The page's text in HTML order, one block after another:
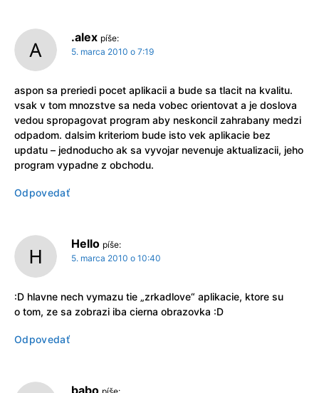
.alex píše:
5. marca 2010 o 7:19
aspon sa preriedi pocet aplikacii a bude sa tlacit na kvalitu.
vsak v tom mnozstve sa neda vobec orientovat a je doslova
vedou spropagovat program aby neskoncil zahrabany medzi
odpadom. dalsim kriteriom bude isto vek aplikacie bez
updatu – jednoducho ak sa vyvojar nevenuje aktualizacii, jeho
program vypadne z obchodu.
Odpovedať
Hello píše:
5. marca 2010 o 10:40
:D hlavne nech vymazu tie „zrkadlove“ aplikacie, ktore su
o tom, ze sa zobrazi iba cierna obrazovka :D
Odpovedať
babo